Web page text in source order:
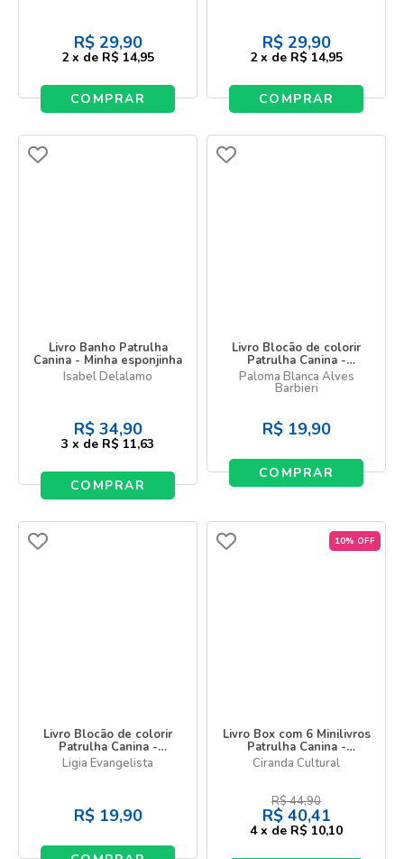
R$ 29,90
2 x de R$ 14,95
COMPRAR
R$ 29,90
2 x de R$ 14,95
COMPRAR
Livro Banho Patrulha
Canina - Minha esponjinha
Isabel Delalamo
R$ 34,90
3 x de R$ 11,63
COMPRAR
Livro Blocão de colorir
Patrulha Canina -
Aventura Numérica
Paloma Blanca Alves
Barbieri
R$ 19,90
COMPRAR
Livro Blocão de colorir
Patrulha Canina -
Patrulha Canina Movie
Ligia Evangelista
R$ 19,90
10% OFF
Livro Box com 6 Minilivros
Patrulha Canina -
Histórias de aventura
Ciranda Cultural
R$44,90
R$ 40,41
4 x de R$ 10,10